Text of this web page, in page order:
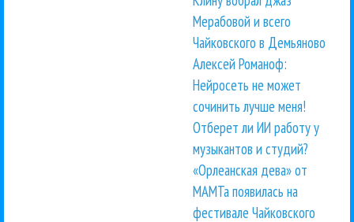
Мерабовой и всего
Чайковского в Демьяново
Алексей Романоф:
Нейросеть не может
сочинить лучше меня!
Отберет ли ИИ работу у
музыкантов и студий?
«Орлеанская дева» от
МАМТа появилась на
фестивале Чайковского